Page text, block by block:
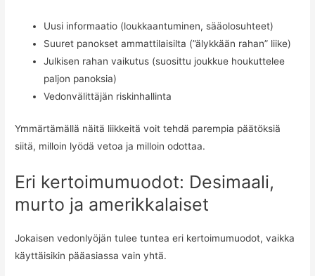
Uusi informaatio (loukkaantuminen, sääolosuhteet)
Suuret panokset ammattilaisilta (”älykkään rahan” liike)
Julkisen rahan vaikutus (suosittu joukkue houkuttelee
paljon panoksia)
Vedonvälittäjän riskinhallinta
Ymmärtämällä näitä liikkeitä voit tehdä parempia päätöksiä
siitä, milloin lyödä vetoa ja milloin odottaa.
Eri kertoimumuodot: Desimaali,
murto ja amerikkalaiset
Jokaisen vedonlyöjän tulee tuntea eri kertoimumuodot, vaikka
käyttäisikin pääasiassa vain yhtä.